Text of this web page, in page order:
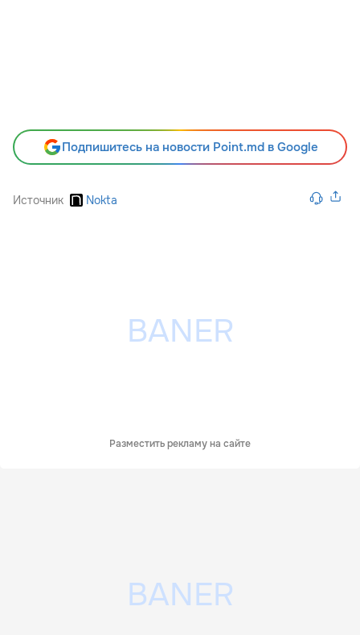
Подпишитесь на новости Point.md в Google
Источник Nokta
Разместить рекламу на сайте